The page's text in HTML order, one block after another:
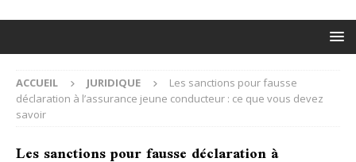
ACCUEIL JURIDIQUE
Les sanctions pour fausse
déclaration à l’assurance jeune conducteur : ce que vous devez
savoir
Les sanctions pour fausse déclaration à